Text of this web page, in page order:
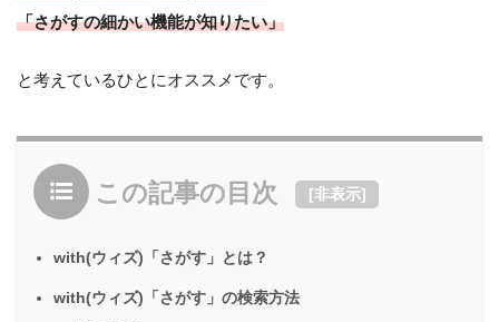
「さがすの細かい機能が知りたい」
と考えているひとにオススメです。
この記事の目次 [非表示]
with(ウィズ)「さがす」とは？
with(ウィズ)「さがす」の検索方法